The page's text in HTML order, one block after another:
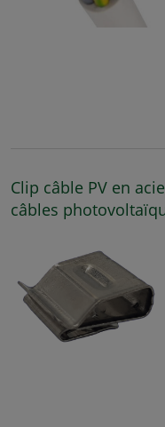
Clip câble PV en
câbles